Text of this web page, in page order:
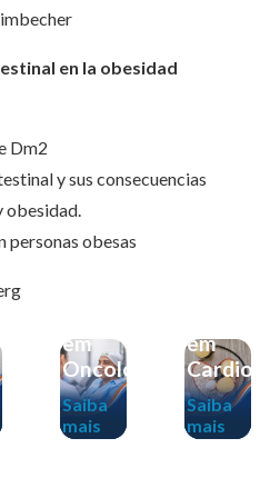
en la obesidad
Dm2
y sus consecuencias
obesidad.
obesas
[Gravação]
Imersão
em
Oncologia
Saiba
mais
em
Saiba
mais